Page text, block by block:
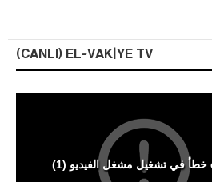
(CANLI) EL-VAKIYE TV